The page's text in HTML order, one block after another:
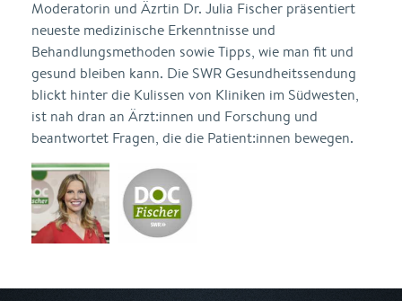
Moderatorin und Äzrtin Dr. Julia Fischer präsentiert
neueste medizinische Erkenntnisse und
Behandlungsmethoden sowie Tipps, wie man fit und
gesund bleiben kann. Die SWR Gesundheitssendung
blickt hinter die Kulissen von Kliniken im Südwesten,
ist nah dran an Ärzt:innen und Forschung und
beantwortet Fragen, die die Patient:innen bewegen.